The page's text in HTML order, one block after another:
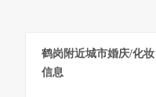
鹤岗附近城市婚庆/化妆
信息